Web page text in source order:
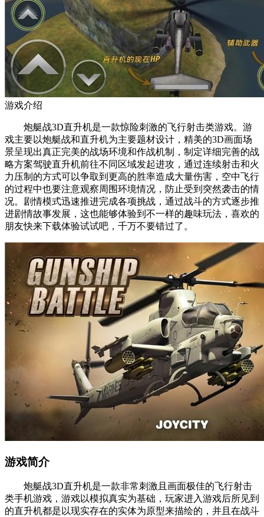
游戏介绍
炮艇战3D直升机是一款惊险刺激的飞行射击类游戏。游
戏主要以炮艇战和直升机为主要题材设计，精美的3D画面场
景呈现出真正完美的战场环境和作战机制，制定详细完善的战
略方案驾驶直升机前往不同区域发起进攻，通过连续射击和火
力压制的方式可以争取到更高的胜率造成大量伤害，空中飞行
的过程中也要注意观察周围环境情况，防止受到突然袭击的情
况。剧情模式迅速推进完成各项挑战，通过战斗的方式逐步推
进剧情故事发展，这也能够体验到不一样的趣味玩法，喜欢的
朋友快来下载体验试试吧，千万不要错过了。
游戏简介
炮艇战3D直升机是一款非常刺激且画面极佳的飞行射击
类手机游戏，游戏以模拟真实为基础，玩家进入游戏后所见到
的直升机都是以现实存在的实体为原型来描绘的，并且在战斗